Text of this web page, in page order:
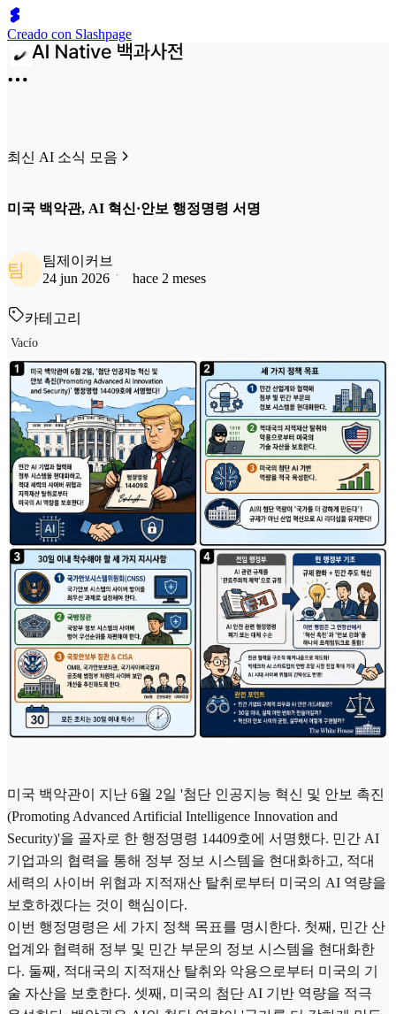
Creado con Slashpage
최신 AI 소식 모음
미국 백악관, AI 혁신·안보 행정명령 서명
팀
팀제이커브
24 jun 2026
hace 2 meses
카테고리
Vacío
미국 백악관이 지난 6월 2일 '첨단 인공지능 혁신 및 안보 촉진
(Promoting Advanced Artificial Intelligence Innovation and
Security)'을 골자로 한 행정명령 14409호에 서명했다. 민간 AI
기업과의 협력을 통해 정부 정보 시스템을 현대화하고, 적대
세력의 사이버 위협과 지적재산 탈취로부터 미국의 AI 역량을
보호하겠다는 것이 핵심이다.
이번 행정명령은 세 가지 정책 목표를 명시한다. 첫째, 민간 산
업계와 협력해 정부 및 민간 부문의 정보 시스템을 현대화한
다. 둘째, 적대국의 지적재산 탈취와 악용으로부터 미국의 기
술 자산을 보호한다. 셋째, 미국의 첨단 AI 기반 역량을 적극